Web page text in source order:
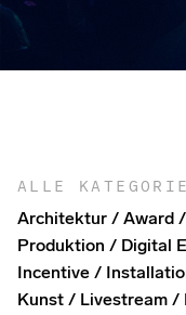
ALLE
Architektur Award
Produktion
Digital
Incentive
Kunst
Livestream